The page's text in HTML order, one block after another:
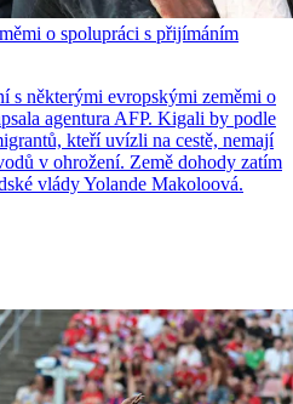
o spolupráci s přijímáním
s některými evropskými zeměmi o
agentura AFP. Kigali by podle
kteří uvízli na cestě, nemají
v ohrožení. Země dohody zatím
vlády Yolande Makoloová.